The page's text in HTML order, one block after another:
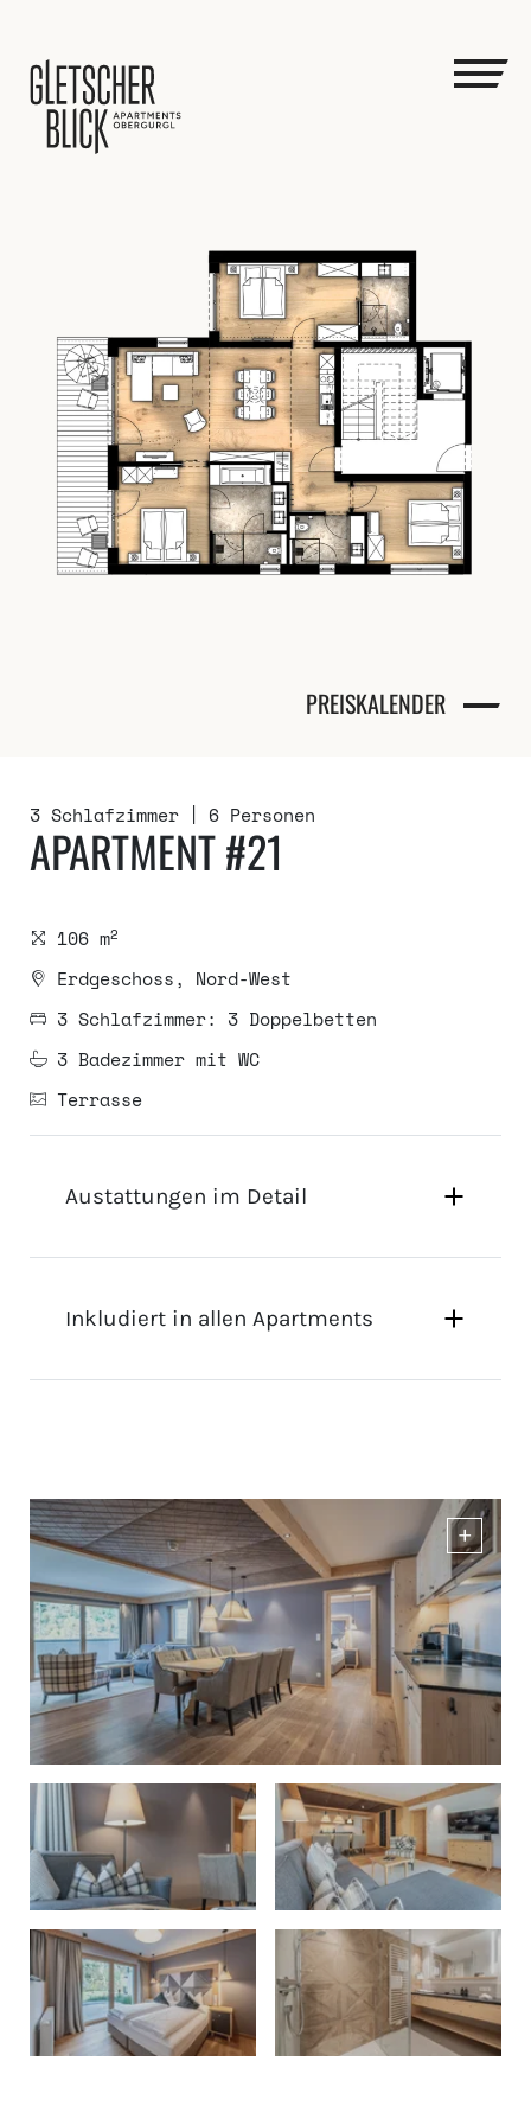
PREISKALENDER
3 Schlafzimmer 6 Personen
APARTMENT #21
106 m2
Erdgeschoss, Nord-West
3 Schlafzimmer: 3 Doppelbetten
3 Badezimmer mit WC
Terrasse
Austattungen im Detail
Inkludiert in allen Apartments